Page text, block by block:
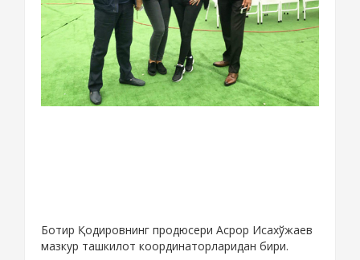
Ботир Қодировнинг продюсери Асрор Исахўжаев
мазкур ташкилот координаторларидан бири.